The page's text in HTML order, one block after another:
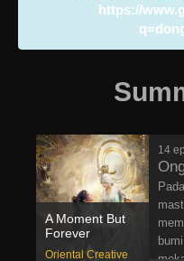
https://
A Moment But
Forever
Oriental Creative
14